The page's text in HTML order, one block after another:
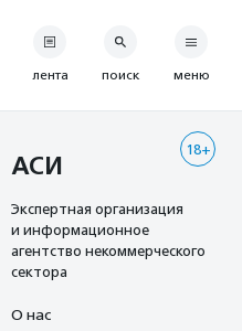
лента поиск меню
18+
АСИ
Экспертная организация
и информационное
агентство некоммерческого
сектора
О нас